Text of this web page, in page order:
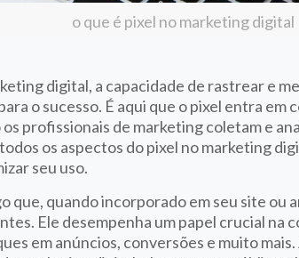
o que é pixel no marketing digital
digital, a capacidade de rastrear e
o sucesso. É aqui que o pixel entra
profissionais de marketing coletam e
os aspectos do pixel no marketing
seu uso.
que, quando incorporado em seu site ou
Ele desempenha um papel crucial na
em anúncios, conversões e muito